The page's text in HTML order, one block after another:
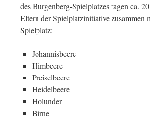
des Burgenberg-Spielplatzes ragen ca.
Eltern der Spielplatzinitiative zusammen
Spielplatz:
Johannisbeere
Himbeere
Preiselbeere
Heidelbeere
Holunder
Birne